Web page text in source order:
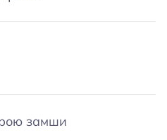
замши